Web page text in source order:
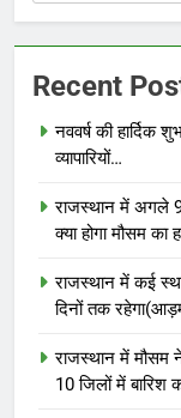
Recent
नववर्ष की हार्दिक
व्यापारियों…
राजस्थान में अगले
क्या होगा मौसम का
राजस्थान में कई
दिनों तक
राजस्थान में मौसम
10 जिलों में बारिश